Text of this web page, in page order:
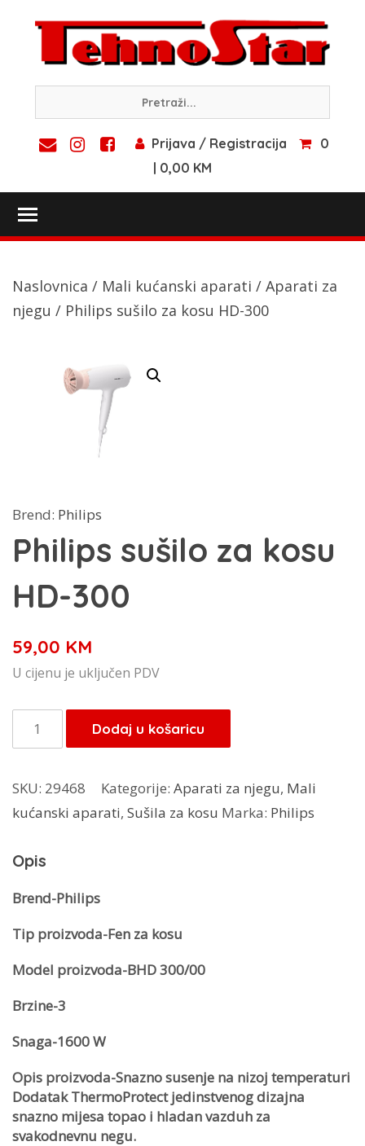
content
Prijava / Registracija
0
| 0,00 KM
Naslovnica / Mali kućanski aparati / Aparati za
njegu / Philips sušilo za kosu HD-300
Brend: Philips
Philips sušilo za kosu
HD-300
59,00 KM
U cijenu je uključen PDV
Philips
sušilo
kosu
HD-
količina
Dodaj u košaricu
SKU: 29468 Kategorije: Aparati za njegu, Mali
kućanski aparati, Sušila za kosu Marka: Philips
Opis
Brend-Philips
Tip proizvoda-Fen za kosu
Model proizvoda-BHD 300/00
Brzine-3
Snaga-1600 W
Opis proizvoda-Snazno susenje na nizoj temperaturi
Dodatak ThermoProtect jedinstvenog dizajna
snazno mijesa topao i hladan vazduh za
svakodnevnu negu.